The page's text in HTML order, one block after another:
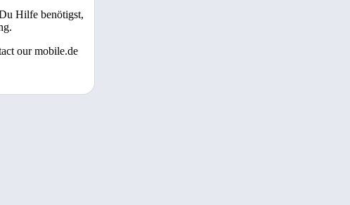
Hilfe benötigst,
our mobile.de